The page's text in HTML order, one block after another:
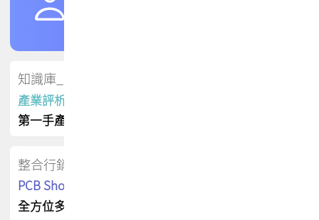
知識庫_會員專屬
產業評析報告
第一手產業資訊
整合行銷
PCB Shop 採購指南
全方位多元曝光方案